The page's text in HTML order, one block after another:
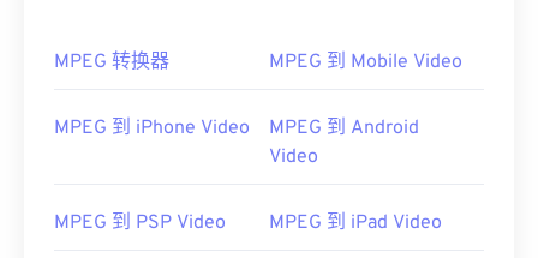
MPEG 转换器 MPEG 到 Mobile Video
MPEG 到 iPhone Video
MPEG 到 Android
Video
MPEG 到 PSP Video MPEG 到 iPad Video